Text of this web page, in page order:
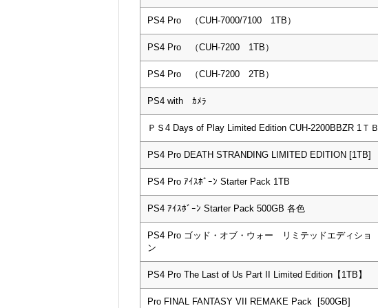
PS4 Pro （CUH-7000/7100 1TB）
PS4 Pro （CUH-7200 1TB）
PS4 Pro （CUH-7200 2TB）
PS4 with ｶﾒﾗ
ＰＳ4 Days of Play Limited Edition CUH-2200BBZR 1ＴＢ
PS4 Pro DEATH STRANDING LIMITED EDITION [1TB]
PS4 Pro ｱｲｽﾎﾞｰﾝ Starter Pack 1TB
PS4 ｱｲｽﾎﾞｰﾝ Starter Pack 500GB 各色
PS4 Pro ゴッド・オブ・ウォー リミテッドエディショ
ン
PS4 Pro The Last of Us Part II Limited Edition【1TB】
Pro FINAL FANTASY VII REMAKE Pack [500GB]